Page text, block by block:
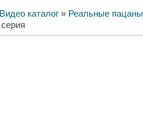
Видео каталог » Реальные пацаны